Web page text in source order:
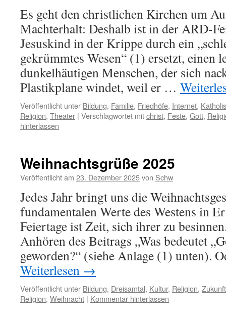
Es geht den christlichen Kirchen um
Machterhalt: Deshalb ist in der ARD-
Jesuskind in der Krippe durch ein
gekrümmtes Wesen“ (1) ersetzt, einen
dunkelhäutigen Menschen, der sich
Plastikplane windet, weil er …
Veröffentlicht unter Bildung, Familie, Friedhöfe, Internet,
Religion, Theater | Verschlagwortet mitchrist, Feste, Gott,
hinterlassen
Weihnachtsgrüße 2025
Veröffentlicht am 23. Dezember 2025von Schw
Jedes Jahr bringt uns die
fundamentalen Werte des Westens in
Feiertage ist Zeit, sich ihrer zu
Anhören des Beitrags „Was bedeutet
geworden?“ (siehe Anlage (1) unten).
Weiterlesen →
Veröffentlicht unter Bildung, Dreisamtal, Kultur, Religion, Zukunft
Religion, Weihnacht | Kommentar hinterlassen